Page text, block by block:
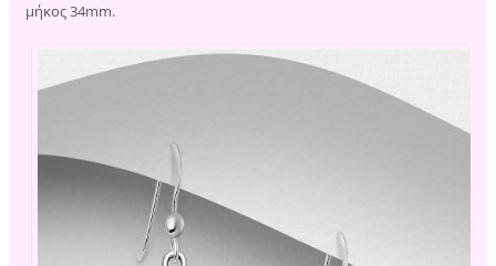
μήκος 34mm.